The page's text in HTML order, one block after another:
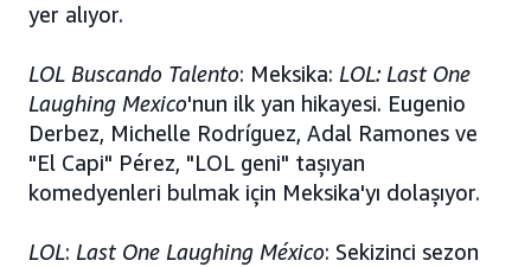
yer alıyor.
LOL Buscando Talento: Meksika: LOL: Last One
Laughing Mexico'nun ilk yan hikayesi. Eugenio
Derbez, Michelle Rodríguez, Adal Ramones ve
"El Capi" Pérez, "LOL geni" taşıyan
komedyenleri bulmak için Meksika'yı dolaşıyor.
LOL: Last One Laughing México: Sekizinci sezon